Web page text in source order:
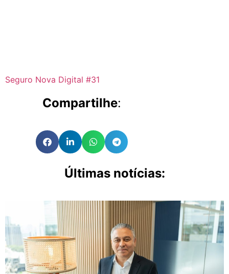
Seguro Nova Digital #31
Compartilhe:
Últimas notícias: